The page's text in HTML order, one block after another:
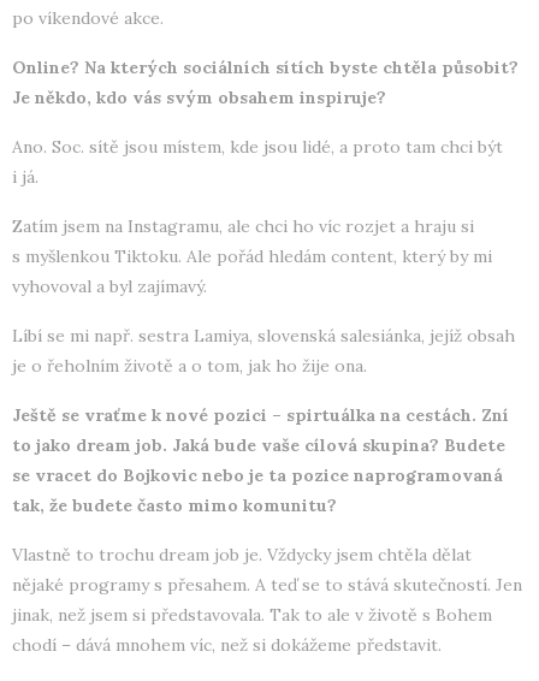
po víkendové akce.
Online? Na kterých sociálních sítích byste chtěla působit?
Je někdo, kdo vás svým obsahem inspiruje?
Ano. Soc. sítě jsou místem, kde jsou lidé, a proto tam chci být
i já.
Zatím jsem na Instagramu, ale chci ho víc rozjet a hraju si
s myšlenkou Tiktoku. Ale pořád hledám content, který by mi
vyhovoval a byl zajímavý.
Líbí se mi např. sestra Lamiya, slovenská salesiánka, jejíž obsah
je o řeholním životě a o tom, jak ho žije ona.
Ještě se vraťme k nové pozici – spirtuálka na cestách. Zní
to jako dream job. Jaká bude vaše cílová skupina? Budete
se vracet do Bojkovic nebo je ta pozice naprogramovaná
tak, že budete často mimo komunitu?
Vlastně to trochu dream job je. Vždycky jsem chtěla dělat
nějaké programy s přesahem. A teď se to stává skutečností. Jen
jinak, než jsem si představovala. Tak to ale v životě s Bohem
chodí – dává mnohem víc, než si dokážeme představit.